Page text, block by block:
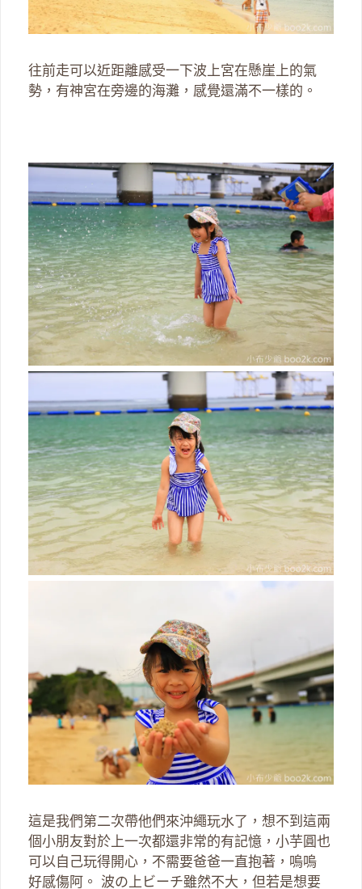
往前走可以近距離感受一下波上宮在懸崖上的氣
勢，有神宮在旁邊的海灘，感覺還滿不一樣的。
這是我們第二次帶他們來沖繩玩水了，想不到這兩
個小朋友對於上一次都還非常的有記憶，小芋圓也
可以自己玩得開心，不需要爸爸一直抱著，嗚嗚
好感傷阿。 波の上ビーチ雖然不大，但若是想要